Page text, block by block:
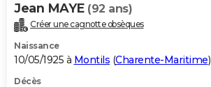
Jean MAYE (92 ans)
Créer une cagnotte obsèques
Naissance
10/05/1925 à Montils (Charente-Maritime)
Décès